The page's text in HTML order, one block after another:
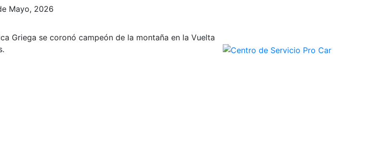
Mayo, 2026
Griega se coronó campeón de la montaña en la Vuelta